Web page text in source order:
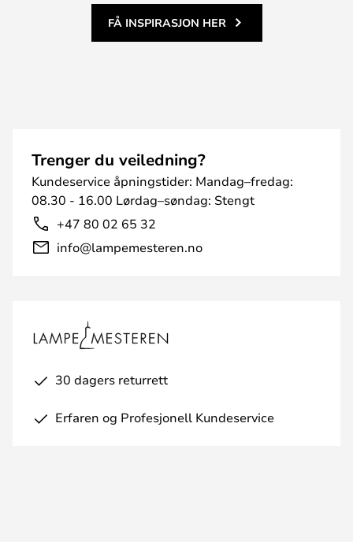
FÅ INSPIRASJON HER
Trenger du veiledning?
Kundeservice åpningstider: Mandag–fredag:
08.30 - 16.00 Lørdag–søndag: Stengt
+47 80 02 65 32
info@lampemesteren.no
30 dagers returrett
Erfaren og Profesjonell Kundeservice